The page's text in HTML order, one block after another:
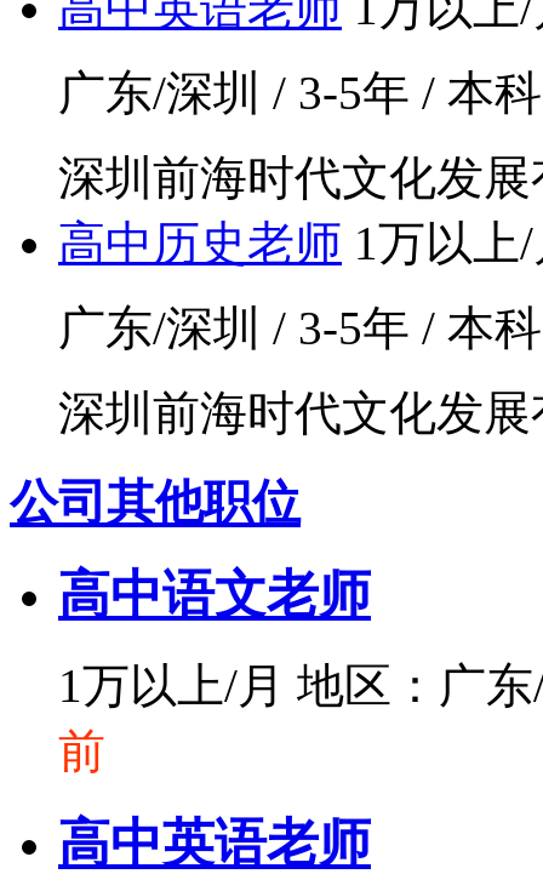
广东/深圳 / 3-5年 / 本
深圳前海时代文化发
高中历史老师 1万以上
广东/深圳 / 3-5年 / 本
深圳前海时代文化发
公司其他职位
高中语文老师
1万以上/月 地区：广
前
高中英语老师